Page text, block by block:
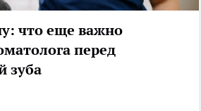
что еще важно
перед
зуба